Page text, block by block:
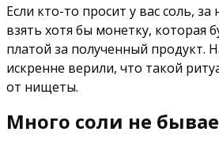
Если кто-то просит у вас соль,
взять хотя бы монетку, которая
платой за полученный продукт.
искренне верили, что такой
от нищеты.
Много соли не